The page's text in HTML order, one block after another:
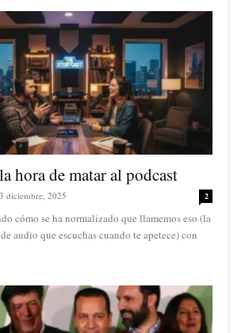
hora de matar al podcast
diciembre, 2025 2
cómo se ha normalizado que llamemos eso (la
audio que escuchas cuando te apetece) con